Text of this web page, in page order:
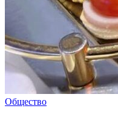
Общество